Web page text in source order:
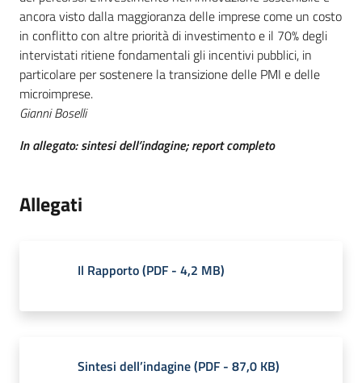
ancora visto dalla maggioranza delle imprese come un costo
in conflitto con altre priorità di investimento e il 70% degli
intervistati ritiene fondamentali gli incentivi pubblici, in
particolare per sostenere la transizione delle PMI e delle
microimprese.
Gianni Boselli
In allegato: sintesi dell’indagine; report completo
Allegati
Il Rapporto(PDF - 4,2 MB)
Sintesi dell’indagine(PDF - 87,0 KB)